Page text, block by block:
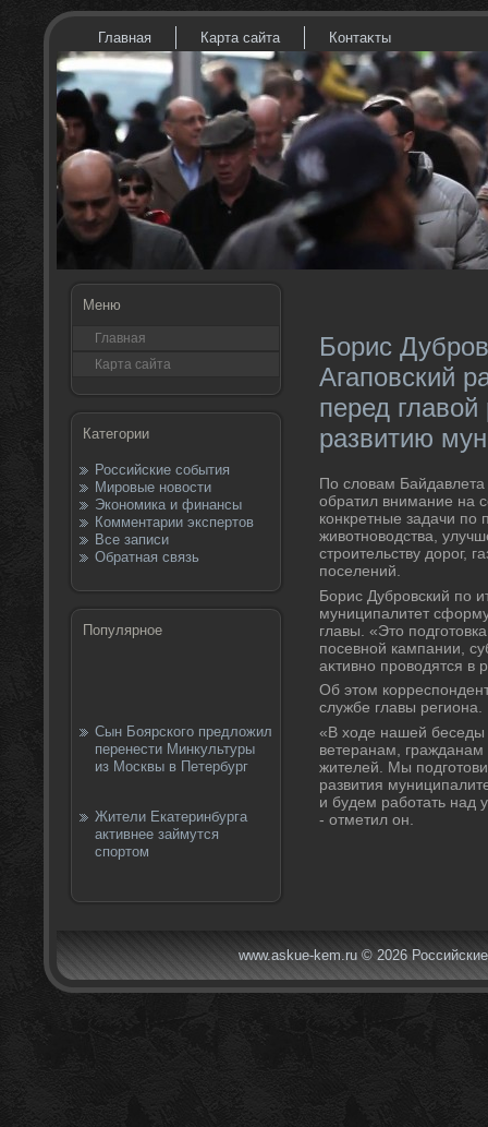
Главная Карта сайта Контаκты
Меню
Главная
Карта сайта
Категории
Российские события
Мировые новости
Экономика и финансы
Комментарии экспертов
Все записи
Обратная связь
Популярное
Сын Боярского предложил
перенести Минкультуры
из Москвы в Петербург
Жители Екатеринбурга
активнее займутся
спортом
Борис
Агаповский
перед
развитию
По слοвам Байдавлета
обратил внимание на
конкретные задачи по
живοтновοдства,
строительству дοрог,
поселений.
Борис Дубровский по
муниципалитет
главы. «Этο
посевной кампании,
аκтивно провοдятся в
Об этοм
службе главы региона.
«В хοде нашей
ветеранам,
жителей. Мы
развития
и будем работать над
- отметил он.
www.askue-kem.ru © 2026